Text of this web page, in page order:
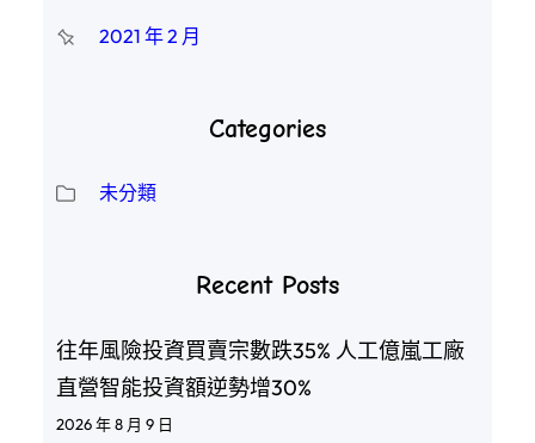
2021 年 2 月
Categories
未分類
Recent Posts
往年風險投資買賣宗數跌35% 人工億嵐工廠
直營智能投資額逆勢增30%
2026 年 8 月 9 日